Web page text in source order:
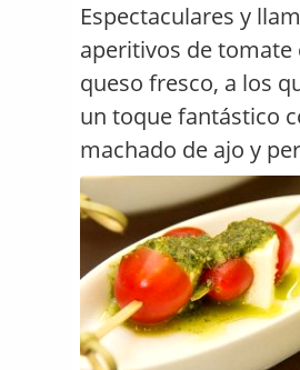
Espectaculares y
aperitivos de tomate
queso fresco, a los
un toque fantástico
machado de ajo y